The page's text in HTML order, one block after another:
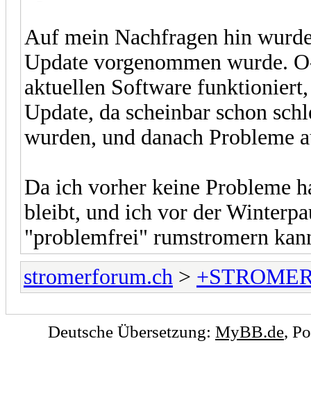
Auf mein Nachfragen hin
Update vorgenommen wurde.
aktuellen Software
Update, da scheinbar schon
wurden, und danach Probleme
Da ich vorher keine Probleme
bleibt, und ich vor der
"problemfrei" rumstromern
stromerforum.ch >
Deutsche Übersetzung: MyBB.de,